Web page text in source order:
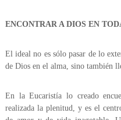
ENCONTRAR A DIOS EN
El ideal no es sólo pasar de lo
de Dios en el alma, sino también
En la Eucaristía lo creado
realizada la plenitud, y es el